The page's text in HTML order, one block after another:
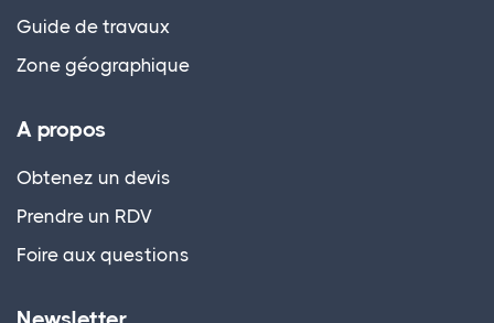
Guide de travaux
Zone géographique
A propos
Obtenez un devis
Prendre un RDV
Foire aux questions